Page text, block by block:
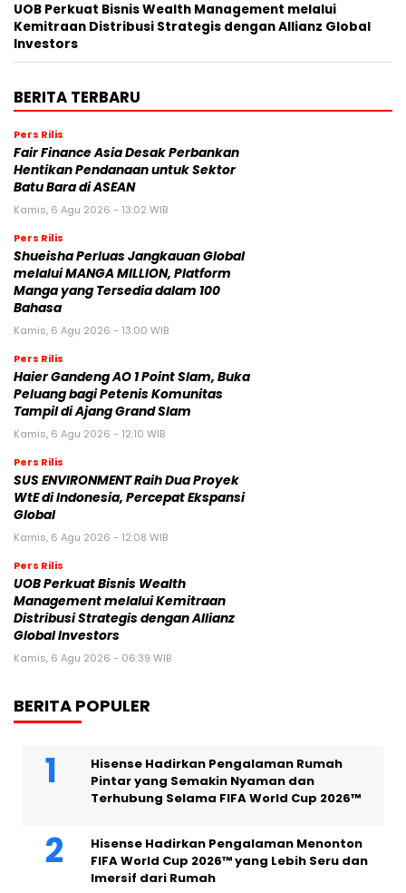
UOB Perkuat Bisnis Wealth Management melalui
Kemitraan Distribusi Strategis dengan Allianz Global
Investors
BERITA TERBARU
Pers Rilis
Fair Finance Asia Desak Perbankan
Hentikan Pendanaan untuk Sektor
Batu Bara di ASEAN
Kamis, 6 Agu 2026 - 13:02 WIB
Pers Rilis
Shueisha Perluas Jangkauan Global
melalui MANGA MILLION, Platform
Manga yang Tersedia dalam 100
Bahasa
Kamis, 6 Agu 2026 - 13:00 WIB
Pers Rilis
Haier Gandeng AO 1 Point Slam, Buka
Peluang bagi Petenis Komunitas
Tampil di Ajang Grand Slam
Kamis, 6 Agu 2026 - 12:10 WIB
Pers Rilis
SUS ENVIRONMENT Raih Dua Proyek
WtE di Indonesia, Percepat Ekspansi
Global
Kamis, 6 Agu 2026 - 12:08 WIB
Pers Rilis
UOB Perkuat Bisnis Wealth
Management melalui Kemitraan
Distribusi Strategis dengan Allianz
Global Investors
Kamis, 6 Agu 2026 - 06:39 WIB
BERITA POPULER
Hisense Hadirkan Pengalaman Rumah
Pintar yang Semakin Nyaman dan
Terhubung Selama FIFA World Cup 2026™
Hisense Hadirkan Pengalaman Menonton
FIFA World Cup 2026™ yang Lebih Seru dan
Imersif dari Rumah